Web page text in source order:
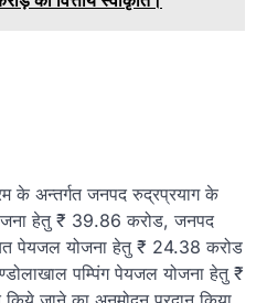
के अन्तर्गत जनपद रुद्रप्रयाग के
हेतु ₹ 39.86 करोड, जनपद
पेयजल योजना हेतु ₹ 24.38 करोड
पम्पिंग पेयजल योजना हेतु ₹